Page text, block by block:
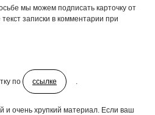
мы можем подписать карточку от
записки в комментарии при
по ссылке
и очень хрупкий материал. Если ваш